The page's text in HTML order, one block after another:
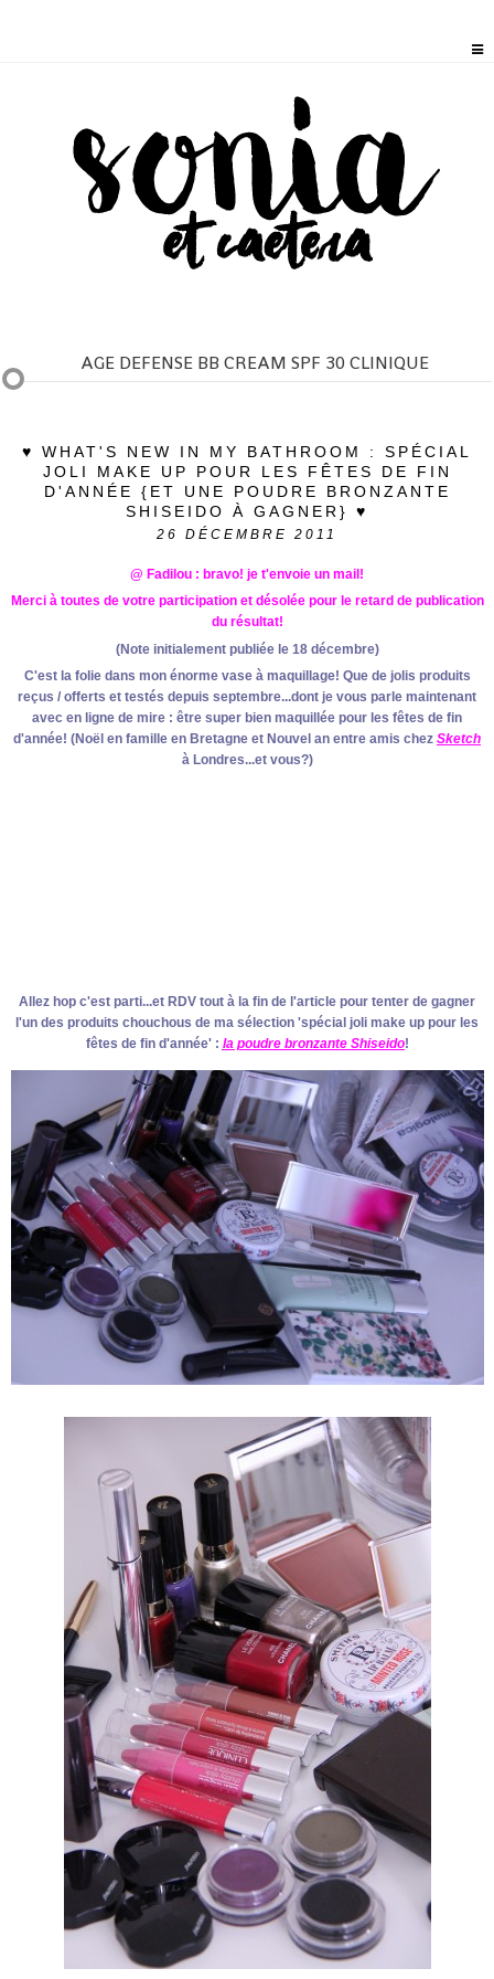
AGE DEFENSE BB CREAM SPF 30 CLINIQUE
♥ WHAT'S NEW IN MY BATHROOM : SPÉCIAL
JOLI MAKE UP POUR LES FÊTES DE FIN
D'ANNÉE {ET UNE POUDRE BRONZANTE
SHISEIDO À GAGNER} ♥
26 DÉCEMBRE 2011
@ Fadilou : bravo! je t'envoie un mail!
Merci à toutes de votre participation et désolée pour le retard de publication
du résultat!
(Note initialement publiée le 18 décembre)
C'est la folie dans mon énorme vase à maquillage! Que de jolis produits
reçus / offerts et testés depuis septembre...dont je vous parle maintenant
avec en ligne de mire : être super bien maquillée pour les fêtes de fin
d'année! (Noël en famille en Bretagne et Nouvel an entre amis chez Sketch
à Londres...et vous?)
Allez hop c'est parti...et RDV tout à la fin de l'article pour tenter de gagner
l'un des produits chouchous de ma sélection 'spécial joli make up pour les
fêtes de fin d'année' : la poudre bronzante Shiseido!